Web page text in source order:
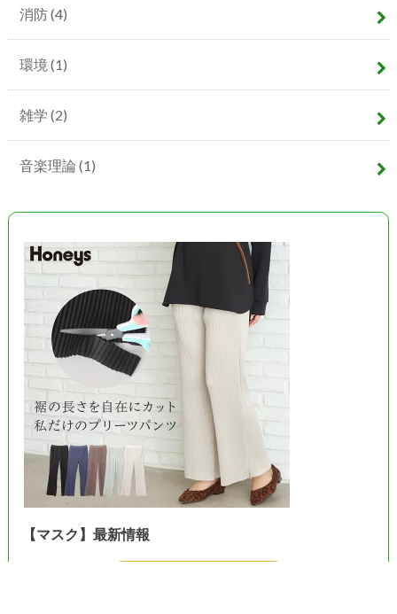
消防(4)
環境 (1)
雑学 (2)
音楽理論 (1)
【マスク】最新情報